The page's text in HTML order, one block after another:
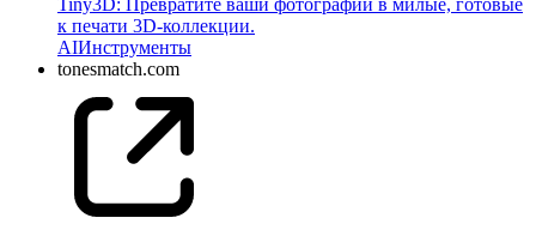
Tiny3D: Превратите ваши фотографии в милые, готовые
к печати 3D-коллекции.
AIИнструменты
tonesmatch.com